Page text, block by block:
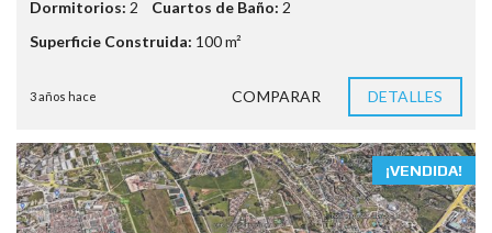
Dormitorios: 2 Cuartos de Baño: 2
Superficie Construida: 100 m²
3 años hace COMPARAR DETALLES
¡VENDIDA!